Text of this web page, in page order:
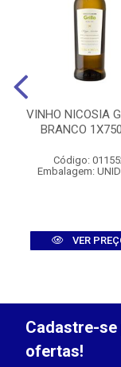
VINHO NICOSIA
BRANCO
Código:
Embalagem:
VER
Cadastre-
ofertas!